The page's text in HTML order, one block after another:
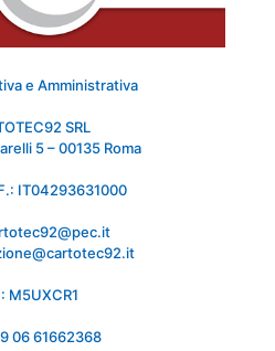
e Amministrativa
SRL
5 – 00135 Roma
IT04293631000
M5UXCR1
06 61662368